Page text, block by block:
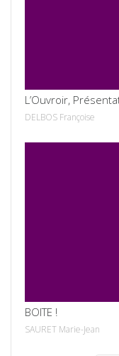
L’Ouvroir,
DELBOS Françoise
BOITE !
SAURET Marie-Jean